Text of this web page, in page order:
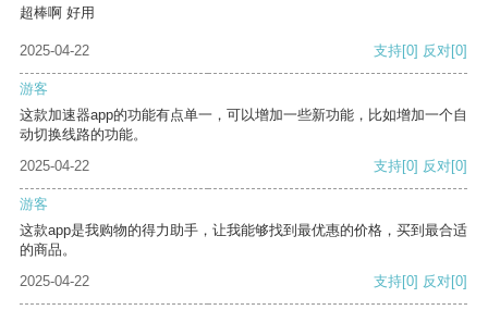
超棒啊 好用
2025-04-22 支持[0] 反对[0]
游客
这款加速器app的功能有点单一，可以增加一些新功能，比如增加一个自
动切换线路的功能。
2025-04-22
支持[0] 反对[0]
游客
这款app是我购物的得力助手，让我能够找到最优惠的价格，买到最合适
的商品。
2025-04-22
支持[0] 反对[0]